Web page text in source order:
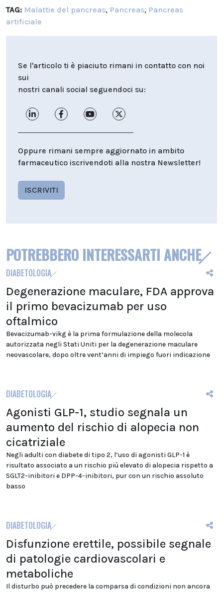
TAG: Malattie del pancreas, Pancreas, Pancreas
artificiale
Se l'articolo ti è piaciuto rimani in contatto con noi
sui
nostri canali social seguendoci su:
Oppure rimani sempre aggiornato in ambito
farmaceutico iscrivendoti alla nostra Newsletter!
ISCRIVITI
POTREBBERO INTERESSARTI ANCHE
DIABETOLOGIA
Degenerazione maculare, FDA approva
il primo bevacizumab per uso
oftalmico
Bevacizumab-vikg è la prima formulazione della molecola
autorizzata negli Stati Uniti per la degenerazione maculare
neovascolare, dopo oltre vent’anni di impiego fuori indicazione
DIABETOLOGIA
Agonisti GLP-1, studio segnala un
aumento del rischio di alopecia non
cicatriziale
Negli adulti con diabete di tipo 2, l’uso di agonisti GLP-1 è
risultato associato a un rischio più elevato di alopecia rispetto a
SGLT2-inibitori e DPP-4-inibitori, pur con un rischio assoluto
basso
DIABETOLOGIA
Disfunzione erettile, possibile segnale
di patologie cardiovascolari e
metaboliche
Il disturbo può precedere la comparsa di condizioni non ancora